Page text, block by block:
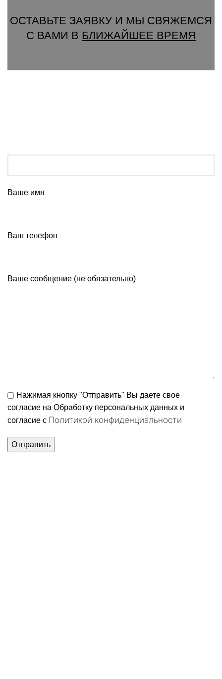
ОСТАВЬТЕ ЗАЯВКУ И МЫ СВЯЖЕМСЯ
С ВАМИ В БЛИЖАЙШЕЕ ВРЕМЯ
Ваше имя
Ваш телефон
Ваше сообщение (не обязательно)
Нажимая кнопку "Отправить" Вы даете свое
согласие на Обработку персональных данных и
согласие c Политикой конфиденциальности